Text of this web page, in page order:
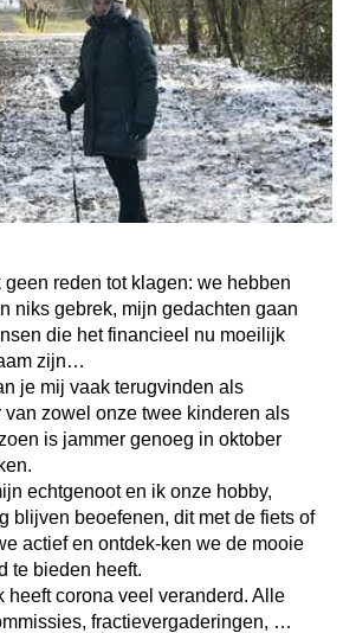
reden tot klagen: we hebben
niks gebrek, mijn gedachten gaan
die het financieel nu moeilijk
zijn…
je mij vaak terugvinden als
van zowel onze twee kinderen als
is jammer genoeg in oktober
echtgenoot en ik onze hobby,
blijven beoefenen, dit met de fiets of
actief en ontdek-ken we de mooie
te bieden heeft.
heeft corona veel veranderd. Alle
fractievergaderingen, …